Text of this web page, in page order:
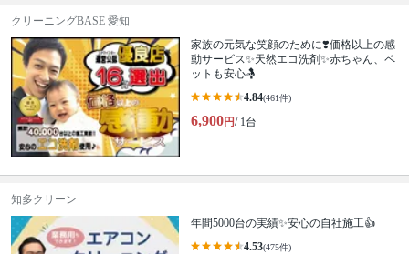
クリーニングBASE 愛知
家族の元気な笑顔のために❣️価格以上の感
動サービス✨天然エコ洗剤✨赤ちゃん、ペ
ットも安心🤱
4.84(461件)
6,900円/ 1台
知多クリーン
年間5000台の実績✨安心の自社施工👍
4.53(475件)